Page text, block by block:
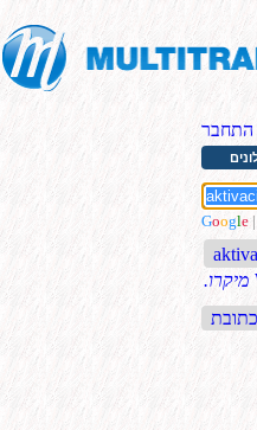
התחבר
Google |
.מיקרו